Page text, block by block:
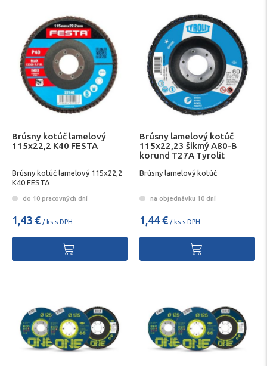
Brúsny kotúč lamelový
115x22,2 K40 FESTA
Brúsny kotúč lamelový 115x22,2
K40 FESTA
do 10 pracovných dní
1,43 € / ks s DPH
Brúsny lamelový kotúč
115x22,23 šikmý A80-B
korund T27A Tyrolit
Brúsny lamelový kotúč
na objednávku 10 dní
1,44 € / ks s DPH